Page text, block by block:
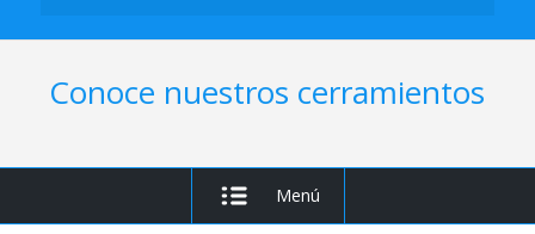
Conoce nuestros cerramientos
Menú